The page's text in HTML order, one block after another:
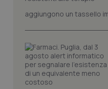
aggiungono un tassello